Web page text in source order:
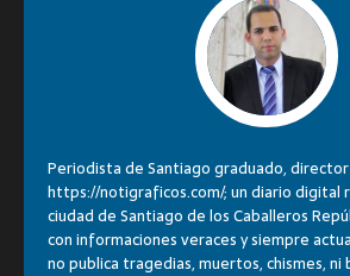
Periodista de Santiago graduado,
https://notigraficos.com/; un diario digital
ciudad de Santiago de los Caballeros
con informaciones veraces y siempre
no publica tragedias, muertos, chismes, ni